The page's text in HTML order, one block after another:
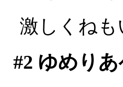
激しくね
#2 ゆめり